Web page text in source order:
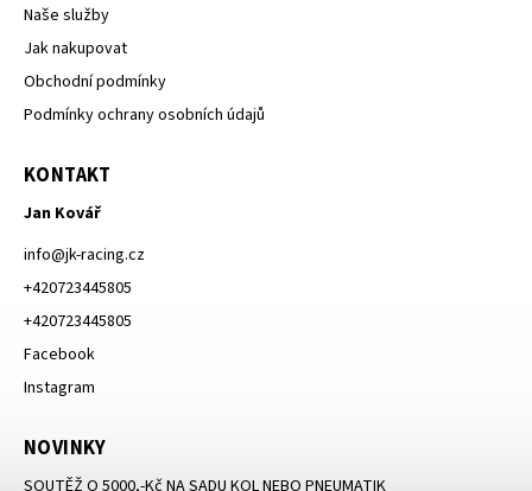
Naše služby
Jak nakupovat
Obchodní podmínky
Podmínky ochrany osobních údajů
KONTAKT
Jan Kovář
info@jk-racing.cz
+420723445805
+420723445805
Facebook
Instagram
NOVINKY
SOUTĚŽ O 5000,-Kč NA SADU KOL NEBO PNEUMATIK